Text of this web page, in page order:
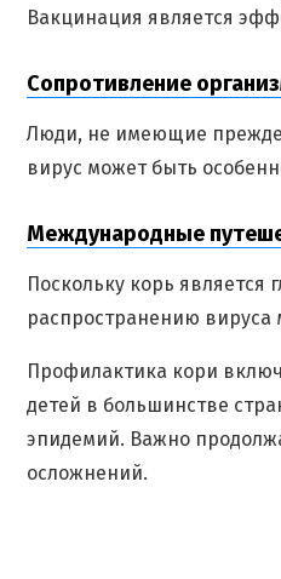
Вакцинация является
Сопротивление
Люди, не имеющие прежде
вирус может быть
Международные
Поскольку корь является
распространению вируса
Профилактика кори
детей в большинстве
эпидемий. Важно
осложнений.